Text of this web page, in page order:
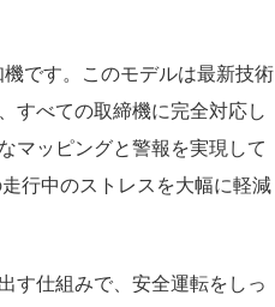
です。このモデルは最新技術
すべての取締機に完全対応し
マッピングと警報を実現して
行中のストレスを大幅に軽減
す仕組みで、安全運転をしっ